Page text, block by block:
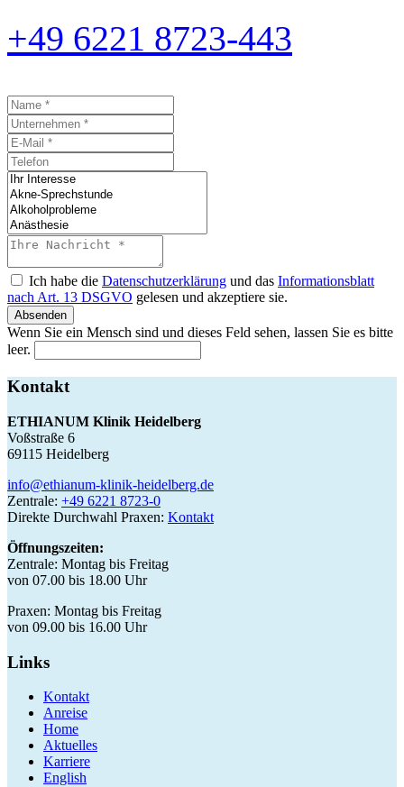
+49 6221 8723-443
Ich habe die Datenschutzerklärung und das Informationsblatt
nach Art. 13 DSGVO gelesen und akzeptiere sie.
Absenden
Wenn Sie ein Mensch sind und dieses Feld sehen, lassen Sie es bitte
leer.
Kontakt
ETHIANUM Klinik Heidelberg
Voßstraße 6
69115 Heidelberg
info@ethianum-klinik-heidelberg.de
Zentrale: +49 6221 8723-0
Direkte Durchwahl Praxen: Kontakt
Öffnungszeiten:
Zentrale: Montag bis Freitag
von 07.00 bis 18.00 Uhr
Praxen: Montag bis Freitag
von 09.00 bis 16.00 Uhr
Links
Kontakt
Anreise
Home
Aktuelles
Karriere
English